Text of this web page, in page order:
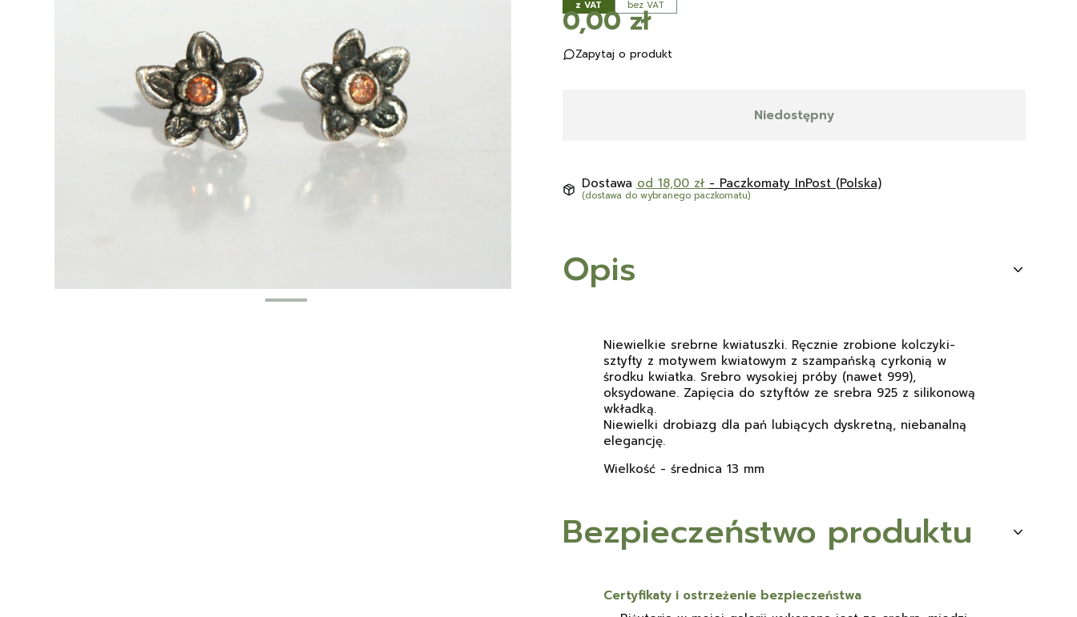
z VAT bez VAT
Cena
0,00 zł
Zapytaj o produkt
Niedostępny
Dostawa od 18,00 zł - Paczkomaty InPost (Polska)
(dostawa do wybranego paczkomatu)
Opis
Niewielkie srebrne kwiatuszki. Ręcznie zrobione kolczyki-
sztyfty z motywem kwiatowym z szampańską cyrkonią w
środku kwiatka. Srebro wysokiej próby (nawet 999),
oksydowane. Zapięcia do sztyftów ze srebra 925 z silikonową
wkładką.
Niewielki drobiazg dla pań lubiących dyskretną, niebanalną
elegancję.
Wielkość - średnica 13 mm
Bezpieczeństwo produktu
Certyfikaty i ostrzeżenie bezpieczeństwa